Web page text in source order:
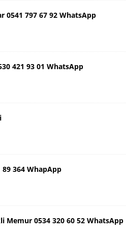
0541 797 67 92 WhatsApp
421 93 01 WhatsApp
364 WhapApp
Memur 0534 320 60 52 WhatsApp